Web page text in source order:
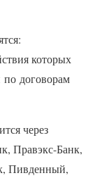
которых
по договорам
через
Правэкс-Банк,
Пивденный,